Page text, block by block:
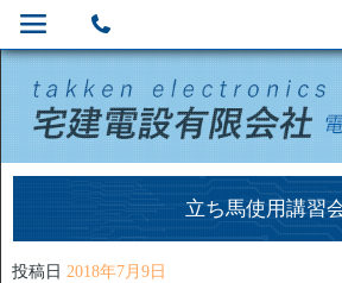
立ち馬使用講習
投稿日 2018年7月9日